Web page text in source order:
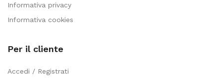
Informativa privacy
Informativa cookies
Per il cliente
Accedi / Registrati